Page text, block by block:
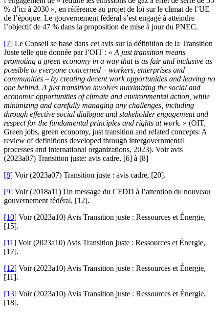
% d’ici à 2030 », en référence au projet de loi sur le climat de l’UE
de l’époque. Le gouvernement fédéral s’est engagé à atteindre
l’objectif de 47 % dans la proposition de mise à jour du PNEC.
[7] Le Conseil se base dans cet avis sur la définition de la Transition
Juste telle que donnée par l’OIT : « A just transition means
promoting a green economy in a way that is as fair and inclusive as
possible to everyone concerned – workers, enterprises and
communities – by creating decent work opportunities and leaving no
one behind. A just transition involves maximizing the social and
economic opportunities of climate and environmental action, while
minimizing and carefully managing any challenges, including
through effective social dialogue and stakeholder engagement and
respect for the fundamental principles and rights at work. » (OIT,
Green jobs, green economy, just transition and related concepts: A
review of definitions developed through intergovernmental
processes and international organizations, 2023). Voir avis
(2023a07) Transition juste: avis cadre, [6] à [8]
[8] Voir (2023a07) Transition juste : avis cadre, [20].
[9] Voir (2018a11) Un message du CFDD à l’attention du nouveau
gouvernement fédéral, [12].
[10] Voir (2023a10) Avis Transition juste : Ressources et Énergie,
[15].
[11] Voir (2023a10) Avis Transition juste : Ressources et Énergie,
[17].
[12] Voir (2023a10) Avis Transition juste : Ressources et Énergie,
[11].
[13] Voir (2023a10) Avis Transition juste : Ressources et Énergie,
[18].